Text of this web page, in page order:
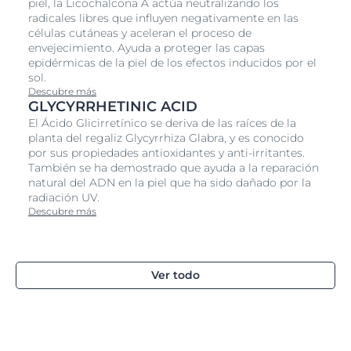
piel, la Licochalcona A actúa neutralizando los
radicales libres que influyen negativamente en las
células cutáneas y aceleran el proceso de
envejecimiento. Ayuda a proteger las capas
epidérmicas de la piel de los efectos inducidos por el
sol.
Descubre más
GLYCYRRHETINIC ACID
El Ácido Glicirretínico se deriva de las raíces de la
planta del regaliz Glycyrrhiza Glabra, y es conocido
por sus propiedades antioxidantes y anti-irritantes.
También se ha demostrado que ayuda a la reparación
natural del ADN en la piel que ha sido dañado por la
radiación UV.
Descubre más
Ver todo